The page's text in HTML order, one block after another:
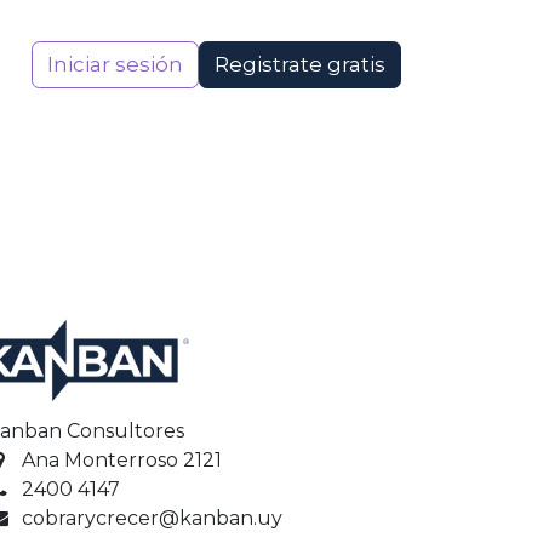
Iniciar sesión Registrate gratis
Consultores
Ana Monterroso 2121
2400 4147
cobrarycrecer@kanban.uy